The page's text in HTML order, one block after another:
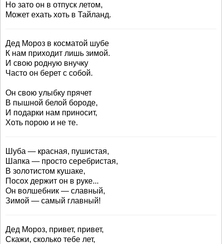
Но зато он в отпуск летом,
Может ехать хоть в Тайланд.
Дед Мороз в косматой шубе
К нам приходит лишь зимой.
И свою родную внучку
Часто он берет с собой.
Он свою улыбку прячет
В пышной белой бороде,
И подарки нам приносит,
Хоть порою и не те.
Шуба — красная, пушистая,
Шапка — просто серебристая,
В золотистом кушаке,
Посох держит он в руке...
Он волшебник — славный,
Зимой — самый главный!
Дед Мороз, привет, привет,
Скажи, сколько тебе лет,